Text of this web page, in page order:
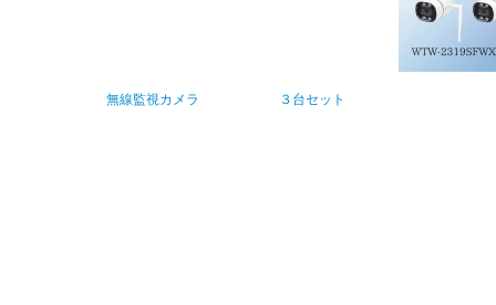
無線監視カメラ ３台セット